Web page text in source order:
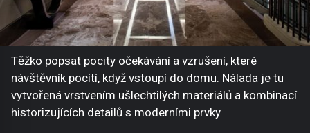
Těžko popsat pocity očekávání a vzrušení, které
návštěvník pocítí, když vstoupí do domu. Nálada je tu
vytvořená vrstvením ušlechtilých materiálů a kombinací
historizujících detailů s moderními prvky